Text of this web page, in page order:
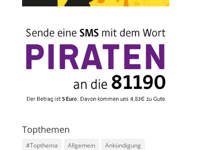
Topthemen
#Topthema Allgemein
Ankündigung